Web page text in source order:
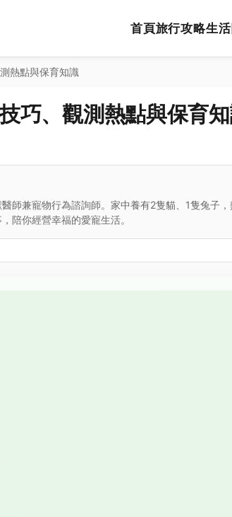
首頁旅行攻略生
熱點與保育知識
巧、觀測熱點與保育
師兼寵物行為諮詢師。家中養有2隻貓、1隻兔子
陪你經營幸福的愛寵生活。